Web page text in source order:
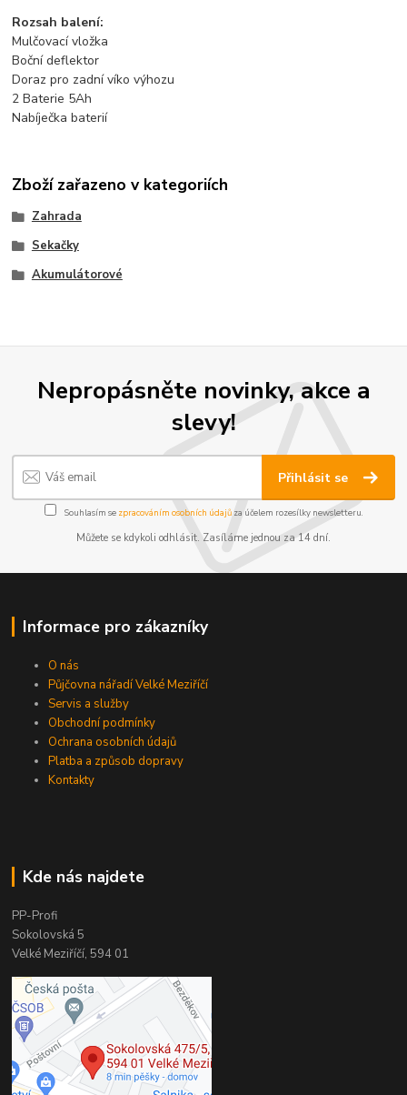
Rozsah balení:
Mulčovací vložka
Boční deflektor
Doraz pro zadní víko výhozu
2 Baterie 5Ah
Nabíječka baterií
Zboží zařazeno v kategoriích
Zahrada
Sekačky
Akumulátorové
Nepropásněte novinky, akce a
slevy!
Přihlásit se
Souhlasím se zpracováním osobních údajůza účelem rozesílky newsletteru.
Můžete se kdykoli odhlásit. Zasíláme jednou za 14 dní.
Informace pro zákazníky
O nás
Půjčovna nářadí Velké Meziříčí
Servis a služby
Obchodní podmínky
Ochrana osobních údajů
Platba a způsob dopravy
Kontakty
Kde nás najdete
PP-Profi
Sokolovská 5
Velké Meziříčí, 594 01